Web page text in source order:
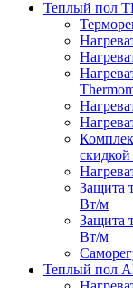
Теплый пол
Защита
Вт/м
Защита
Вт/м
Теплый пол